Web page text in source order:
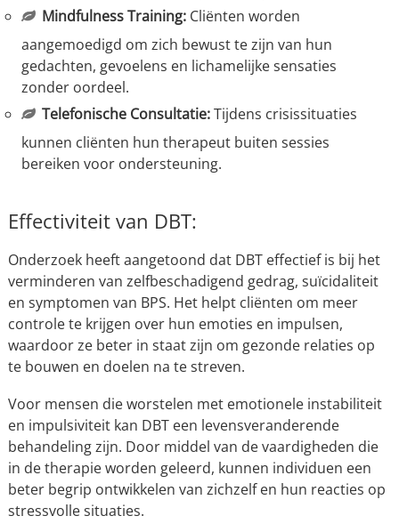
Mindfulness Training:Cliënten worden
aangemoedigd om zich bewust te zijn van hun
gedachten, gevoelens en lichamelijke sensaties
zonder oordeel.
Telefonische Consultatie:Tijdens crisissituaties
kunnen cliënten hun therapeut buiten sessies
bereiken voor ondersteuning.
Effectiviteit van DBT:
Onderzoek heeft aangetoond dat DBT effectief is bij het
verminderen van zelfbeschadigend gedrag, suïcidaliteit
en symptomen van BPS. Het helpt cliënten om meer
controle te krijgen over hun emoties en impulsen,
waardoor ze beter in staat zijn om gezonde relaties op
te bouwen en doelen na te streven.
Voor mensen die worstelen met emotionele instabiliteit
en impulsiviteit kan DBT een levensveranderende
behandeling zijn. Door middel van de vaardigheden die
in de therapie worden geleerd, kunnen individuen een
beter begrip ontwikkelen van zichzelf en hun reacties op
stressvolle situaties.